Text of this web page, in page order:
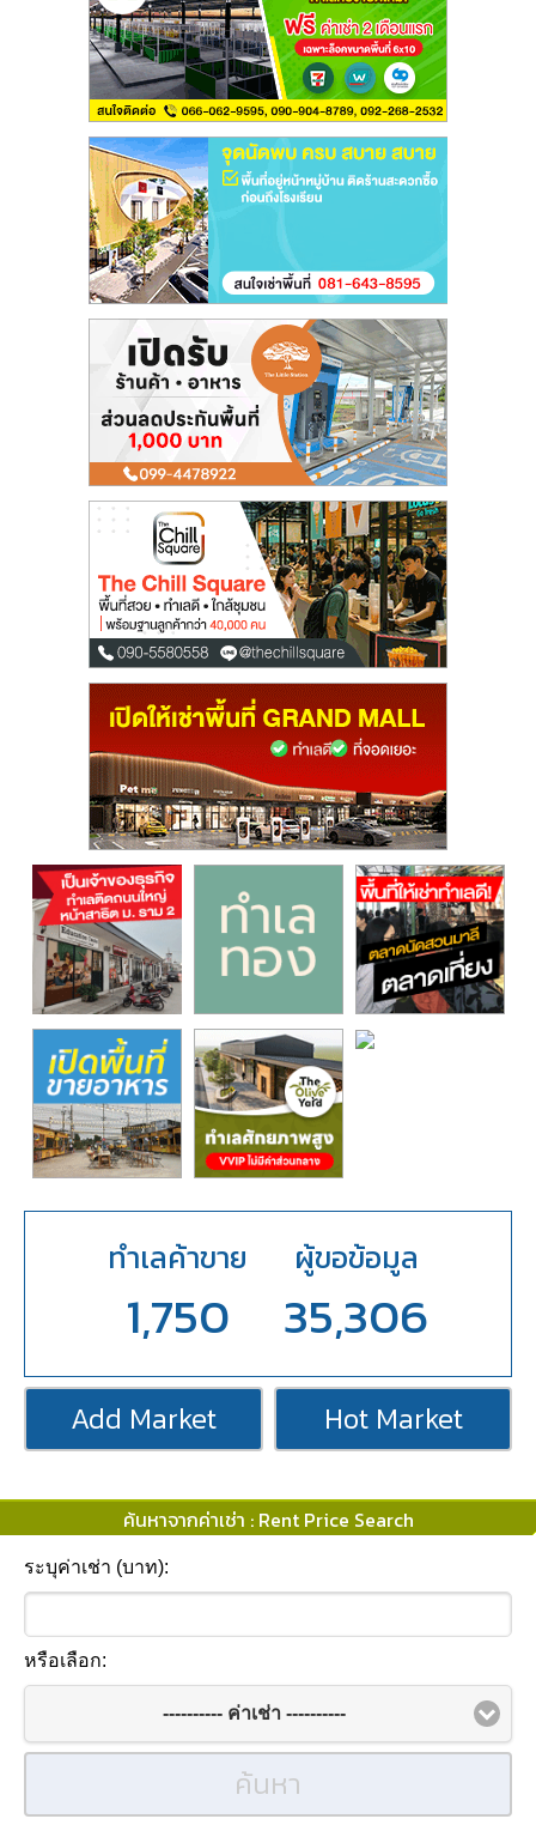
ทำเลค้าขาย
1,750
ผู้ขอข้อมูล
35,306
Add Market Hot Market
ค้นหาจากค่าเช่า : Rent Price Search
ระบุค่าเช่า (บาท):
หรือเลือก:
---------- ค่าเช่า ----------
ค้นหา